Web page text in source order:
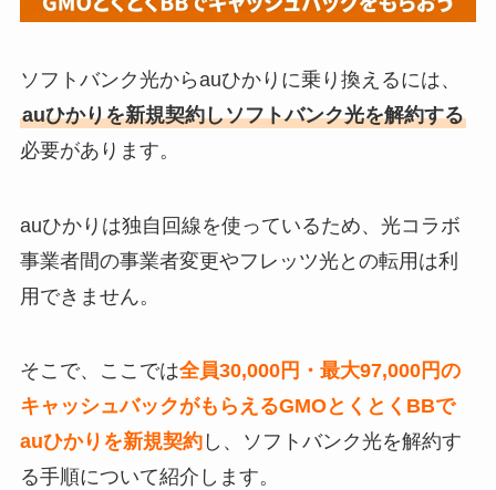
ソフトバンク光からauひかりに乗り換えるには、
auひかりを新規契約しソフトバンク光を解約する
必要があります。
auひかりは独自回線を使っているため、光コラボ
事業者間の事業者変更やフレッツ光との転用は利
用できません。
そこで、ここでは全員30,000円・最大97,000円の
キャッシュバックがもらえるGMOとくとくBBで
auひかりを新規契約し、ソフトバンク光を解約す
る手順について紹介します。